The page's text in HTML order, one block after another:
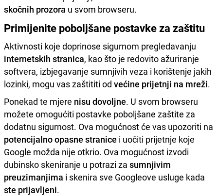
skočnih prozora u svom browseru.
Primijenite poboljšane postavke za zaštitu
Aktivnosti koje doprinose sigurnom pregledavanju
internetskih stranica, kao što je redovito ažuriranje
softvera, izbjegavanje sumnjivih veza i korištenje jakih
lozinki, mogu vas zaštititi od većine prijetnji na mreži.
Ponekad te mjere nisu dovoljne. U svom browseru
možete omogućiti postavke poboljšane zaštite za
dodatnu sigurnost. Ova mogućnost će vas upozoriti na
potencijalno opasne stranice i uočiti prijetnje koje
Google možda nije otkrio. Ova mogućnost izvodi
dubinsko skeniranje u potrazi za sumnjivim
preuzimanjima i skenira sve Googleove usluge kada
ste prijavljeni.